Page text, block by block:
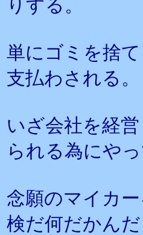
りする。
単にゴミを捨
支払わされる。
いざ会社を経
られる為にや
念願のマイカ
検だ何だかんだ